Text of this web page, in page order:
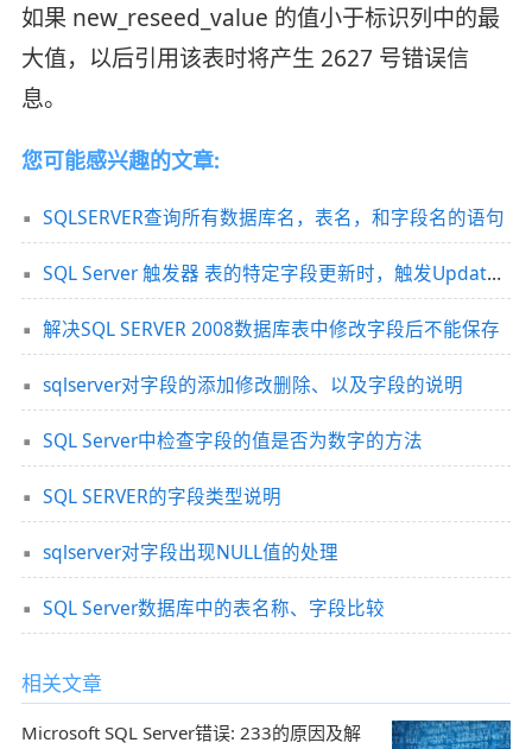
如果 new_reseed_value 的值小于标识列中的最
大值，以后引用该表时将产生 2627 号错误信
息。
您可能感兴趣的文章:
SQLSERVER查询所有数据库名，表名，和字段名的语句
SQL Server 触发器 表的特定字段更新时，触发Update触发器
解决SQL SERVER 2008数据库表中修改字段后不能保存
sqlserver对字段的添加修改删除、以及字段的说明
SQL Server中检查字段的值是否为数字的方法
SQL SERVER的字段类型说明
sqlserver对字段出现NULL值的处理
SQL Server数据库中的表名称、字段比较
相关文章
Microsoft SQL Server错误: 233的原因及解